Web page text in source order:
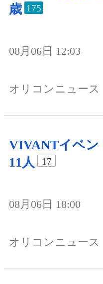
歳 175
08月06日 12:03
オリコンニュース
VIVANTイベン
11人
17
08月06日 18:00
オリコンニュース